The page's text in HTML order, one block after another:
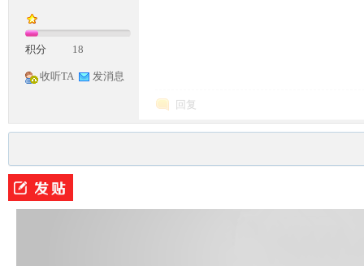
积分 18
收听TA 发消息
回复